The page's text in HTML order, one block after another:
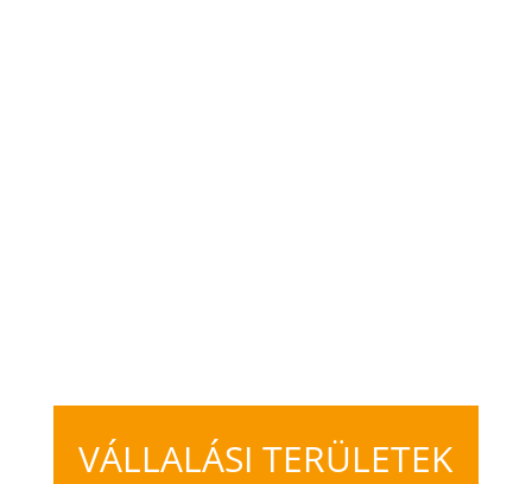
VÁLLALÁSI TERÜLETEK